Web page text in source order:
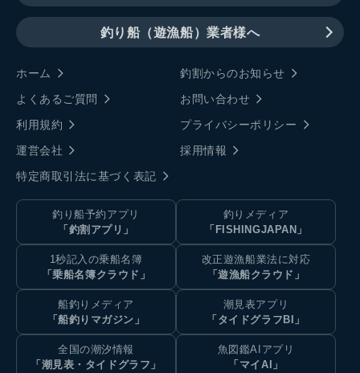
釣り船（遊漁船）業者様へ
ホーム
釣割からのお知らせ
よくあるご質問
お問い合わせ
利用規約
プライバシーポリシー
運営会社
採用情報
特定商取引法に基づく表記
釣り船予約アプリ
「釣割アプリ」
釣りメディア
「FISHINGJAPAN」
1秒記入の乗船名簿
「乗船名簿クラウド」
改正遊漁船業法に対応
「遊漁船クラウド」
船釣りメディア
「船釣りマガジン」
潮見表アプリ
「タイドグラフBI」
全国の潮汐情報
「潮見表・タイドグラフ」
魚図鑑AIアプリ
「マイAI」